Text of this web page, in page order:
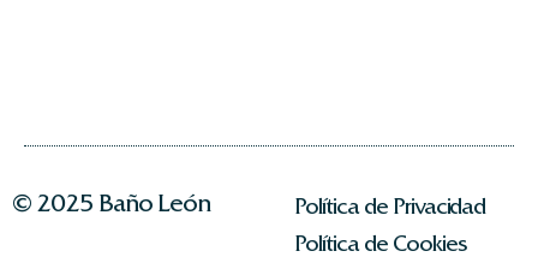
© 2025 Baño León
Política de Privacidad
Política de Cookies